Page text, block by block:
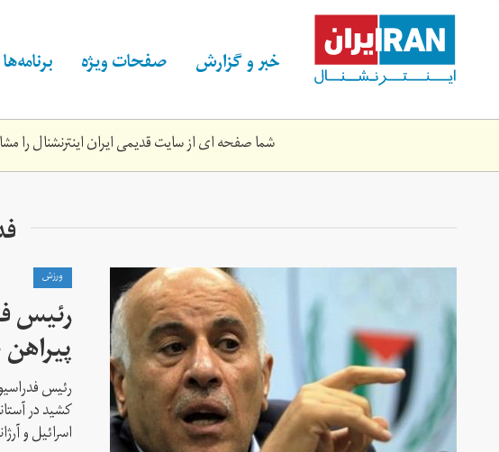
content خبر و گزارش صفحات ویژه برنامه‌ها
شما صفحه ای از سایت قدیمی ایران اینترنشنال را
ورزش
رئیس
رئیس
کشید در
اسرائیل و